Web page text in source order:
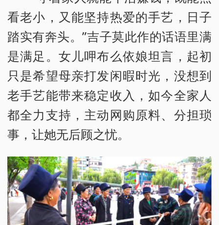
看老小，又能坚持热爱的手艺，日子
踏实有奔头。”吉子莫此作的话语里满
是满足。女儿呷布么依娘坦言，起初
只是希望母亲打发闲暇时光，没想到
老手艺能带来稳定收入，如今全家人
都全力支持，主动网购原料、分担琐
事，让她无后顾之忧。